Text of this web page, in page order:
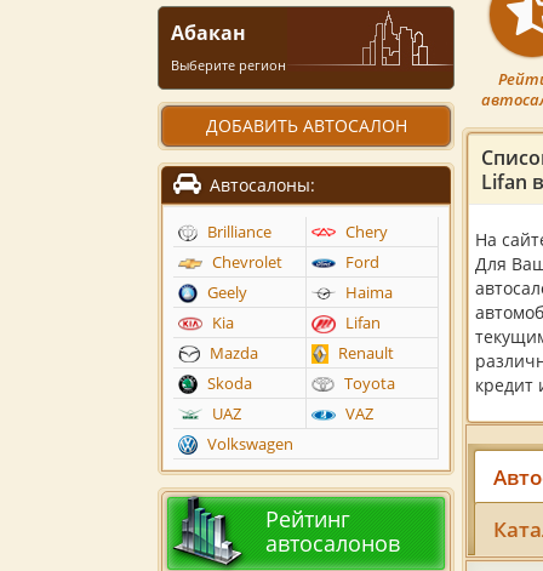
Lifan
На
Для
кредит
Абакан
Выберите регион
ДОБАВИТЬ АВТОСАЛОН
Автосалоны:
Brilliance
Chery
Chevrolet
Ford
Geely
Haima
Kia
Lifan
Mazda
Renault
Skoda
Toyota
UAZ
VAZ
Volkswagen
Рейтинг
автосалонов